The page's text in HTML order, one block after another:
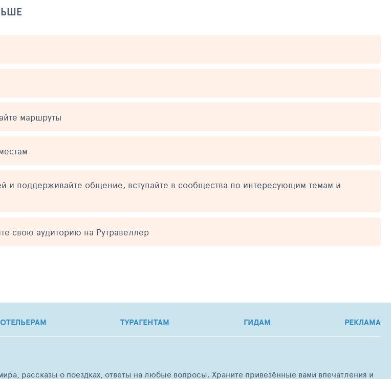
маршруты
и поддерживайте общение, вступайте в сообщества по интересующим темам и
свою аудиторию на Рутравеллер
ОТЕЛЬЕРАМ ТУРАГЕНТАМ ГИДАМ РЕКЛАМА
рассказы о поездках, ответы на любые вопросы. Храните привезённые вами впечатления и